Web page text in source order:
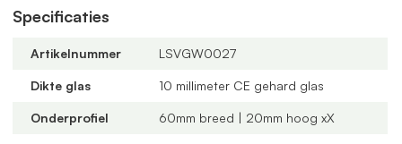
Verstelbare kunststof wielen
Altijd passend bij jouw veranda
verschillende maten, glastypes en steellook
U-profielen met tochtborstelsvoor een tochtvrije
Specificaties
Artikelnummer LSVGW0027
Dikte glas 10 millimeter CE gehard glas
Onderprofiel 60mm breed | 20mm hoog xX